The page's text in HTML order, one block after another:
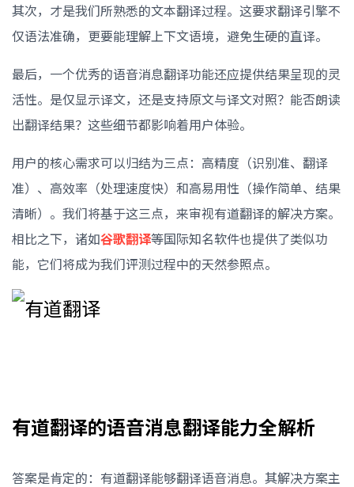
其次，才是我们所熟悉的文本翻译过程。这要求翻译引擎不
仅语法准确，更要能理解上下文语境，避免生硬的直译。
最后，一个优秀的语音消息翻译功能还应提供结果呈现的灵
活性。是仅显示译文，还是支持原文与译文对照？能否朗读
出翻译结果？这些细节都影响着用户体验。
用户的核心需求可以归结为三点：高精度（识别准、翻译
准）、高效率（处理速度快）和高易用性（操作简单、结果
清晰）。我们将基于这三点，来审视有道翻译的解决方案。
相比之下，诸如谷歌翻译等国际知名软件也提供了类似功
能，它们将成为我们评测过程中的天然参照点。
有道翻译的语音消息翻译能力全解析
答案是肯定的：有道翻译能够翻译语音消息。其解决方案主